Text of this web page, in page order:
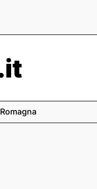
Romagna